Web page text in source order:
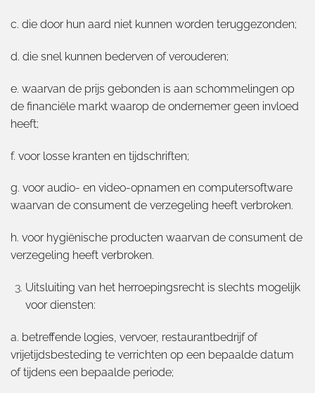
c. die door hun aard niet kunnen worden teruggezonden;
d. die snel kunnen bederven of verouderen;
e. waarvan de prijs gebonden is aan schommelingen op
de financiële markt waarop de ondernemer geen invloed
heeft;
f. voor losse kranten en tijdschriften;
g. voor audio- en video-opnamen en computersoftware
waarvan de consument de verzegeling heeft verbroken.
h. voor hygiënische producten waarvan de consument de
verzegeling heeft verbroken.
Uitsluiting van het herroepingsrecht is slechts mogelijk
voor diensten:
a. betreffende logies, vervoer, restaurantbedrijf of
vrijetijdsbesteding te verrichten op een bepaalde datum
of tijdens een bepaalde periode;